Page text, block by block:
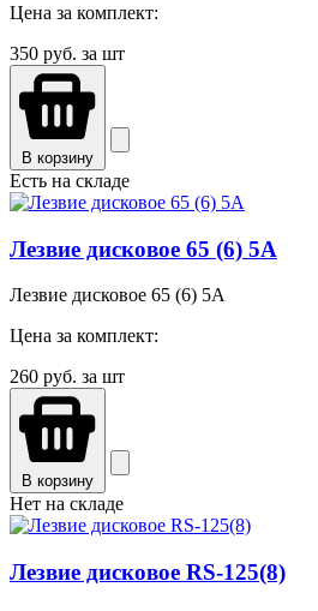
Цена за комплект:
350 руб. за шт
В корзину
Есть на складе
Лезвие дисковое 65 (6) 5A
Лезвие дисковое 65 (6) 5A
Цена за комплект:
260 руб. за шт
В корзину
Нет на складе
Лезвие дисковое RS-125(8)